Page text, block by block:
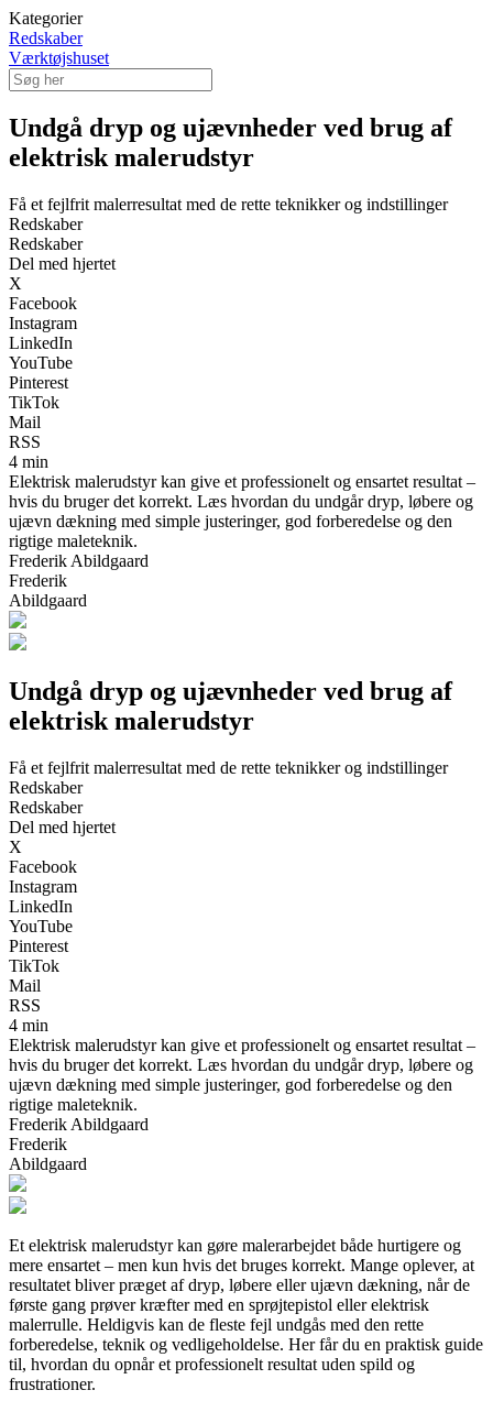
Kategorier
Redskaber
Værktøjshuset
Undgå dryp og ujævnheder ved brug af
elektrisk malerudstyr
Få et fejlfrit malerresultat med de rette teknikker og indstillinger
Redskaber
Redskaber
Del med hjertet
X
Facebook
Instagram
LinkedIn
YouTube
Pinterest
TikTok
Mail
RSS
4 min
Elektrisk malerudstyr kan give et professionelt og ensartet resultat –
hvis du bruger det korrekt. Læs hvordan du undgår dryp, løbere og
ujævn dækning med simple justeringer, god forberedelse og den
rigtige maleteknik.
Frederik Abildgaard
Frederik
Abildgaard
Undgå dryp og ujævnheder ved brug af
elektrisk malerudstyr
Få et fejlfrit malerresultat med de rette teknikker og indstillinger
Redskaber
Redskaber
Del med hjertet
X
Facebook
Instagram
LinkedIn
YouTube
Pinterest
TikTok
Mail
RSS
4 min
Elektrisk malerudstyr kan give et professionelt og ensartet resultat –
hvis du bruger det korrekt. Læs hvordan du undgår dryp, løbere og
ujævn dækning med simple justeringer, god forberedelse og den
rigtige maleteknik.
Frederik Abildgaard
Frederik
Abildgaard
Et elektrisk malerudstyr kan gøre malerarbejdet både hurtigere og
mere ensartet – men kun hvis det bruges korrekt. Mange oplever, at
resultatet bliver præget af dryp, løbere eller ujævn dækning, når de
første gang prøver kræfter med en sprøjtepistol eller elektrisk
malerrulle. Heldigvis kan de fleste fejl undgås med den rette
forberedelse, teknik og vedligeholdelse. Her får du en praktisk guide
til, hvordan du opnår et professionelt resultat uden spild og
frustrationer.